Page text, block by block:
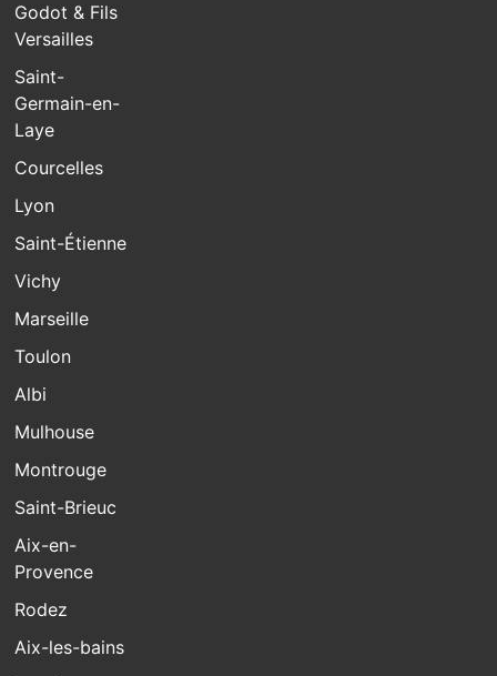
Godot & Fils
Versailles
Saint-
Germain-en-
Laye
Courcelles
Lyon
Saint-Étienne
Vichy
Marseille
Toulon
Albi
Mulhouse
Montrouge
Saint-Brieuc
Aix-en-
Provence
Rodez
Aix-les-bains